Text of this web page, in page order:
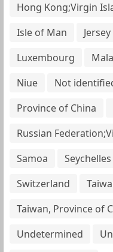
Hong Kong;Virgin
Isle of Man
Jersey
Luxembourg
Niue
Not
Province of China
Russian
Samoa
Seychelles
Switzerland
Taiwan, Province of
Undetermined